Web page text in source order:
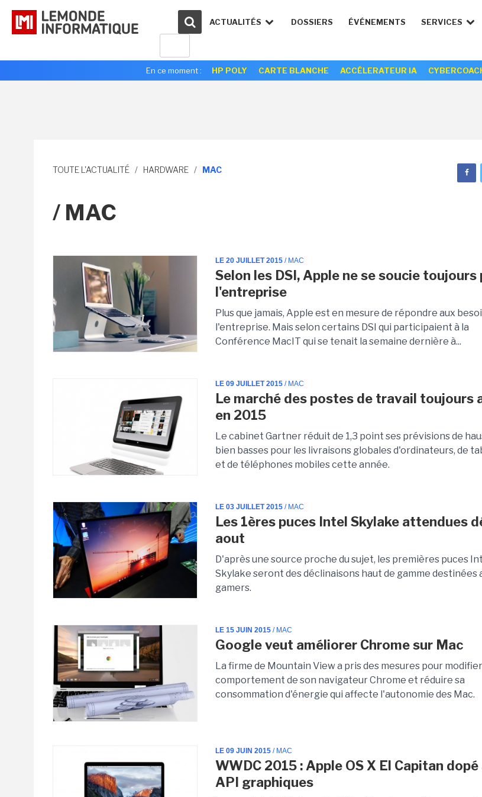
ACTUALITÉS DOSSIERS ÉVÉNEMENTS SERVICES
En ce moment : HP POLY CARTE BLANCHE ACCÉLERATEUR IA
TOUTE L'ACTUALITÉ / HARDWARE / MAC
/ MAC
LE 20 JUILLET 2015 / MAC
Selon les DSI, Apple ne se soucie toujours
l'entreprise
Plus que jamais, Apple est en mesure de répondre aux
l'entreprise. Mais selon certains DSI qui participaient à la
Conférence MacIT qui se tenait la semaine dernière à...
LE 09 JUILLET 2015 / MAC
Le marché des postes de travail toujours
en 2015
Le cabinet Gartner réduit de 1,3 point ses prévisions de
bien basses pour les livraisons globales d'ordinateurs, de
et de téléphones mobiles cette année.
LE 03 JUILLET 2015 / MAC
Les 1ères puces Intel Skylake attendues
aout
D'après une source proche du sujet, les premières puces
Skylake seront des déclinaisons haut de gamme destinées
gamers.
LE 15 JUIN 2015 / MAC
Google veut améliorer Chrome sur Mac
La firme de Mountain View a pris des mesures pour
comportement de son navigateur Chrome et réduire sa
consommation d'énergie qui affecte l'autonomie des Mac.
LE 09 JUIN 2015 / MAC
WWDC 2015 : Apple OS X El Capitan dopé
API graphiques